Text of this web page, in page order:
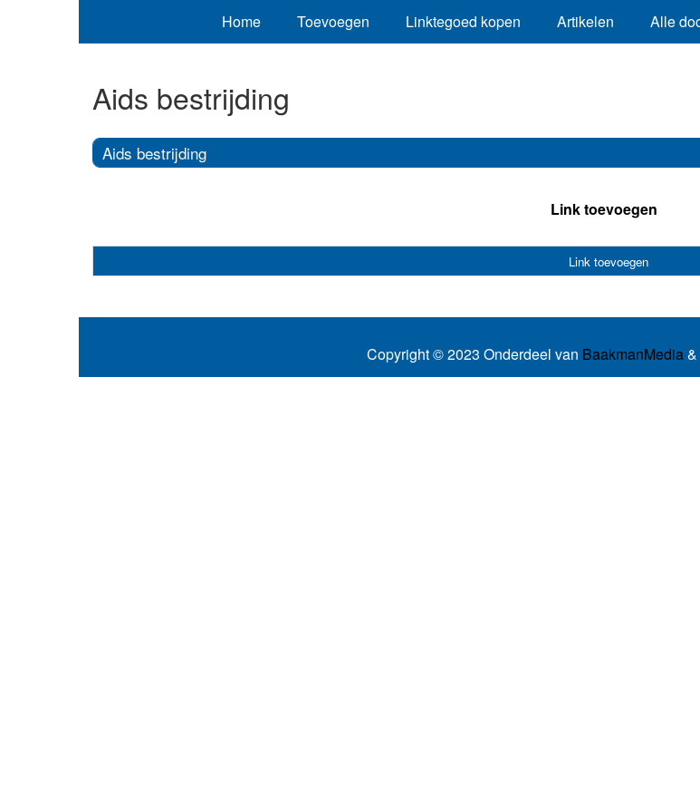
Home Toevoegen Linktegoed kopen Artikelen Alle
Aids bestrijding
Aids bestrijding
Link toevoegen
Link toevoegen
Copyright © 2023 Onderdeel van BaakmanMedia&